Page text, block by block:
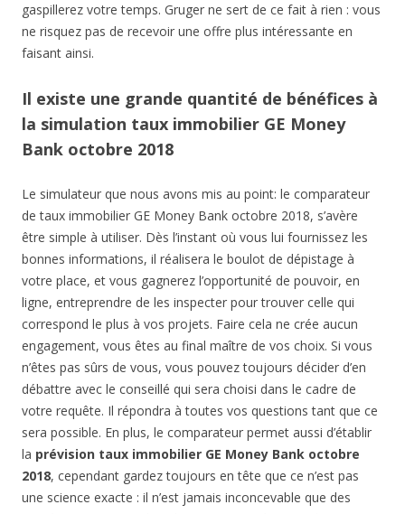
gaspillerez votre temps. Gruger ne sert de ce fait à rien : vous
ne risquez pas de recevoir une offre plus intéressante en
faisant ainsi.
Il existe une grande quantité de bénéfices à
la simulation taux immobilier GE Money
Bank octobre 2018
Le simulateur que nous avons mis au point: le comparateur
de taux immobilier GE Money Bank octobre 2018, s’avère
être simple à utiliser. Dès l’instant où vous lui fournissez les
bonnes informations, il réalisera le boulot de dépistage à
votre place, et vous gagnerez l’opportunité de pouvoir, en
ligne, entreprendre de les inspecter pour trouver celle qui
correspond le plus à vos projets. Faire cela ne crée aucun
engagement, vous êtes au final maître de vos choix. Si vous
n’êtes pas sûrs de vous, vous pouvez toujours décider d’en
débattre avec le conseillé qui sera choisi dans le cadre de
votre requête. Il répondra à toutes vos questions tant que ce
sera possible. En plus, le comparateur permet aussi d’établir
la prévision taux immobilier GE Money Bank octobre
2018, cependant gardez toujours en tête que ce n’est pas
une science exacte : il n’est jamais inconcevable que des